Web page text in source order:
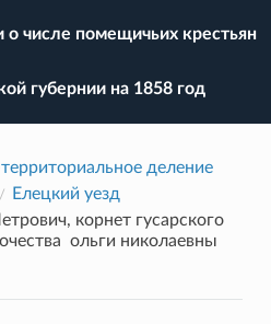
числе помещичьих крестьян
губернии на 1858 год
деление
Елецкий уезд
корнет гусарского
ольги николаевны